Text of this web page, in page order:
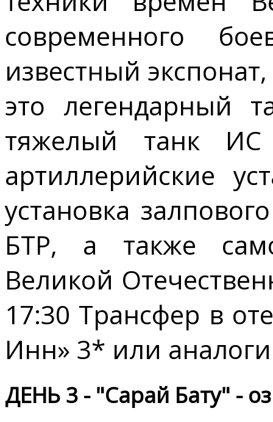
современного
известный
это легендарный
тяжелый танк
артиллерийские
установка
БТР, а также
Великой
17:30 Трансфер в
Инн» 3* или
ДЕНЬ 3 - "Сарай Бату" -